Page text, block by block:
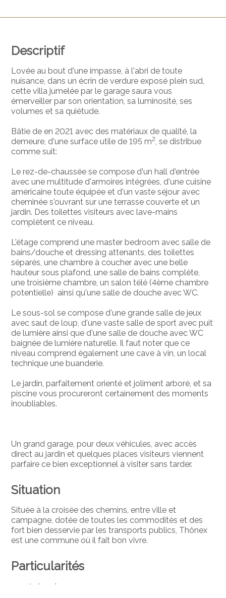
Descriptif
Lovée au bout d'une impasse, à l'abri de toute
nuisance, dans un écrin de verdure exposé plein sud,
cette villa jumelée par le garage saura vous
émerveiller par son orientation, sa luminosité, ses
volumes et sa quiétude.
Bâtie de en 2021 avec des matériaux de qualité, la
demeure, d'une surface utile de 195 m2, se distribue
comme suit:
Le rez-de-chaussée se compose d'un hall d'entrée
avec une multitude d'armoires intégrées, d'une cuisine
américaine toute équipée et d'un vaste séjour avec
cheminée s'ouvrant sur une terrasse couverte et un
jardin. Des toilettes visiteurs avec lave-mains
complètent ce niveau.
L'étage comprend une master bedroom avec salle de
bains/douche et dressing attenants, des toilettes
séparés, une chambre à coucher avec une belle
hauteur sous plafond, une salle de bains complète,
une troisième chambre, un salon télé (4ème chambre
potentielle) ainsi qu'une salle de douche avec WC.
Le sous-sol se compose d'une grande salle de jeux
avec saut de loup, d'une vaste salle de sport avec puit
de lumière ainsi que d'une salle de douche avec WC
baignée de lumière naturelle. Il faut noter que ce
niveau comprend également une cave à vin, un local
technique une buanderie.
Le jardin, parfaitement orienté et joliment arboré, et sa
piscine vous procureront certainement des moments
inoubliables.
Un grand garage, pour deux véhicules, avec accès
direct au jardin et quelques places visiteurs viennent
parfaire ce bien exceptionnel à visiter sans tarder.
Situation
Située à la croisée des chemins, entre ville et
campagne, dotée de toutes les commodités et des
fort bien desservie par les transports publics, Thônex
est une commune où il fait bon vivre.
Particularités
4 chambres